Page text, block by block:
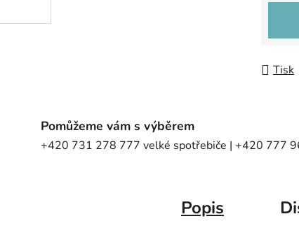
Tisk
Pomůžeme vám s výběrem
+420 731 278 777 velké spotřebiče | +420 777
Popis